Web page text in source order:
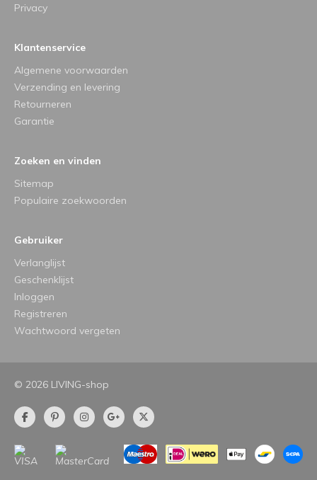
Privacy
Klantenservice
Algemene voorwaarden
Verzending en levering
Retourneren
Garantie
Zoeken en vinden
Sitemap
Populaire zoekwoorden
Gebruiker
Verlanglijst
Geschenklijst
Inloggen
Registreren
Wachtwoord vergeten
© 2026 LIVING-shop